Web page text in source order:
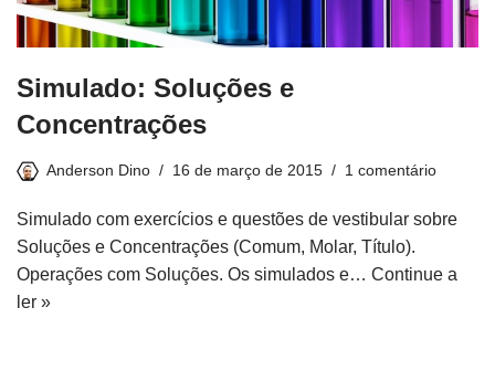
Simulado: Soluções e
Concentrações
Anderson Dino 16 de março de 2015 1 comentário
Simulado com exercícios e questões de vestibular sobre
Soluções e Concentrações (Comum, Molar, Título).
Operações com Soluções. Os simulados e… Continue a
ler »